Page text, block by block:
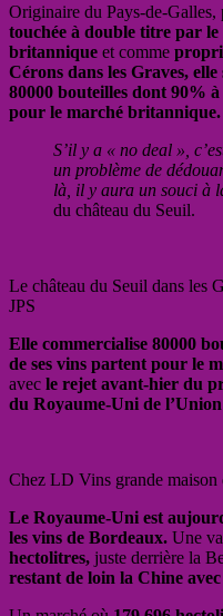
Originaire du Pays-de-Galles,
touchée à double titre par
britannique et comme
Cérons dans les Graves,
80000 bouteilles dont 90%
pour le marché britannique.
S’il y a « no deal »,
un problème de
là, il y aura un souci à
du château du Seuil.
Le château du Seuil dans les
JPS
Elle commercialise 80000
de ses vins partent pour le
avec le rejet avant-hier du
du Royaume-Uni de
Chez LD Vins grande
Le Royaume-Uni est
les vins de Bordeaux. Une
hectolitres, juste derrière la
restant de loin la Chine